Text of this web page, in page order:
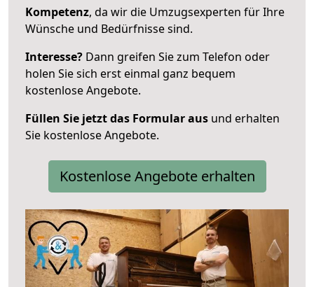
Kompetenz, da wir die Umzugsexperten für Ihre
Wünsche und Bedürfnisse sind.
Interesse? Dann greifen Sie zum Telefon oder
holen Sie sich erst einmal ganz bequem
kostenlose Angebote.
Füllen Sie jetzt das Formular aus und erhalten
Sie kostenlose Angebote.
Kostenlose Angebote erhalten